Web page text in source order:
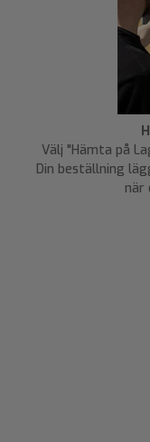
Välj "Hämta på
Din beställning
när